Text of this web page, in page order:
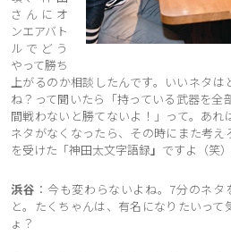
さんにオ
ンエアバト
ルでどう
やって勝ち
上がるのか相談したんです。いいネタは
ね？って聞いたら「持っている武器を
間戦わないと勝てないよ！」って。あれ
ネタがなくなったら、その時にまた考
を受けた「神田太文字語録」 ですよ（笑）
浜谷 ：今も変わらないよね。7分のネ
と。たくちゃんは、有名になりたいっ
ょ？